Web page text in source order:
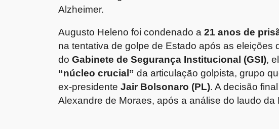
Alzheimer.
Augusto Heleno foi condenado a21 anos de
na tentativa de golpe de Estado após as eleições
doGabinete de Segurança Institucional (GSI),
“núcleo crucial” da articulação golpista, grupo
ex-presidenteJair Bolsonaro (PL). A decisão
Alexandre de Moraes, após a análise do laudo da